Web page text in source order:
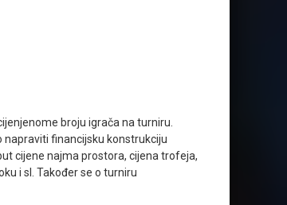
broju igrača na turniru.
napraviti financijsku konstrukciju
cijene najma prostora, cijena trofeja,
i sl. Također se o turniru